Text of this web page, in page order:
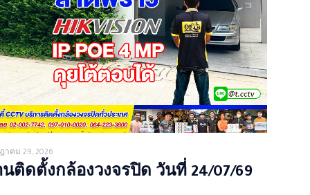
าคม 29, 2026
นติดตั้งกล้องวงจรปิด วันที่ 24/07/69